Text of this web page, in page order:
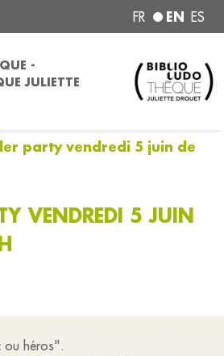
FR EN ES
-
JULIETTE
party vendredi 5 juin de
VENDREDI 5 JUIN
ou héros".